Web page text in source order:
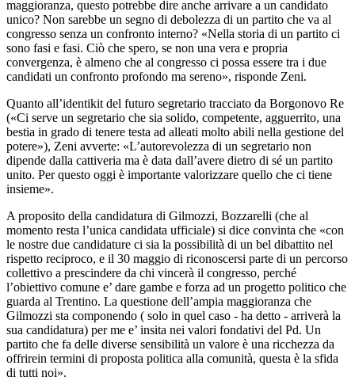
maggioranza, questo potrebbe dire anche arrivare a un candidato
unico? Non sarebbe un segno di debolezza di un partito che va al
congresso senza un confronto interno? «Nella storia di un partito ci
sono fasi e fasi. Ciò che spero, se non una vera e propria
convergenza, è almeno che al congresso ci possa essere tra i due
candidati un confronto profondo ma sereno», risponde Zeni.
Quanto all’identikit del futuro segretario tracciato da Borgonovo Re
(«Ci serve un segretario che sia solido, competente, agguerrito, una
bestia in grado di tenere testa ad alleati molto abili nella gestione del
potere»), Zeni avverte: «L’autorevolezza di un segretario non
dipende dalla cattiveria ma è data dall’avere dietro di sé un partito
unito. Per questo oggi è importante valorizzare quello che ci tiene
insieme».
A proposito della candidatura di Gilmozzi, Bozzarelli (che al
momento resta l’unica candidata ufficiale) si dice convinta che «con
le nostre due candidature ci sia la possibilità di un bel dibattito nel
rispetto reciproco, e il 30 maggio di riconoscersi parte di un percorso
collettivo a prescindere da chi vincerà il congresso, perché
l’obiettivo comune e’ dare gambe e forza ad un progetto politico che
guarda al Trentino. La questione dell’ampia maggioranza che
Gilmozzi sta componendo ( solo in quel caso - ha detto - arriverà la
sua candidatura) per me e’ insita nei valori fondativi del Pd. Un
partito che fa delle diverse sensibilità un valore è una ricchezza da
offrirein termini di proposta politica alla comunità, questa è la sfida
di tutti noi».